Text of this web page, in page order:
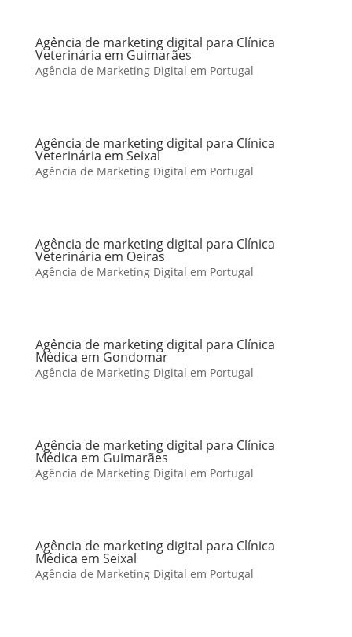
Agência de marketing digital para Clínica
Veterinária em Guimarães
Agência de Marketing Digital em Portugal
Agência de marketing digital para Clínica
Veterinária em Seixal
Agência de Marketing Digital em Portugal
Agência de marketing digital para Clínica
Veterinária em Oeiras
Agência de Marketing Digital em Portugal
Agência de marketing digital para Clínica
Médica em Gondomar
Agência de Marketing Digital em Portugal
Agência de marketing digital para Clínica
Médica em Guimarães
Agência de Marketing Digital em Portugal
Agência de marketing digital para Clínica
Médica em Seixal
Agência de Marketing Digital em Portugal